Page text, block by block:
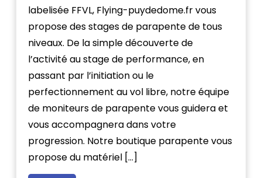
labelisée FFVL, Flying-puydedome.fr vous
propose des stages de parapente de tous
niveaux. De la simple découverte de
l’activité au stage de performance, en
passant par l’initiation ou le
perfectionnement au vol libre, notre équipe
de moniteurs de parapente vous guidera et
vous accompagnera dans votre
progression. Notre boutique parapente vous
propose du matériel […]